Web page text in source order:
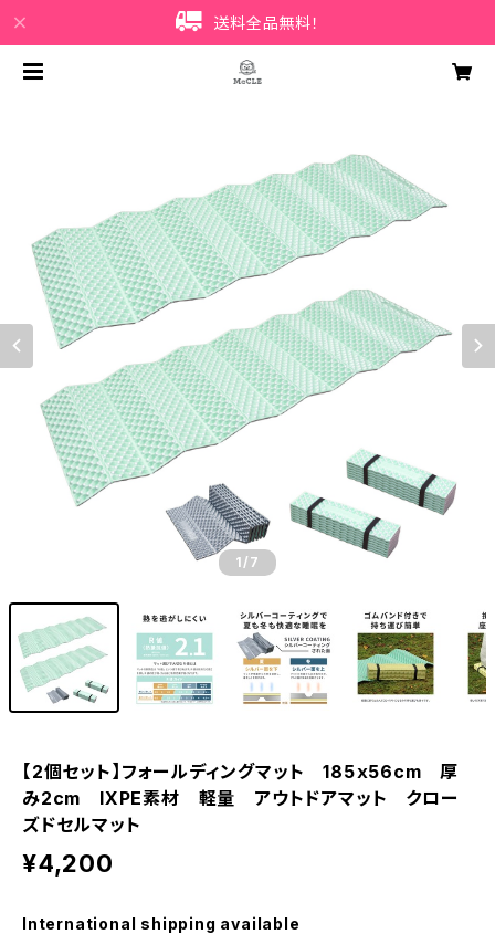
送料全品無料！
1 /7
【2個セット】フォールディングマット 185ｘ56cm 厚
み2cm IXPE素材 軽量 アウトドアマット クロー
ズドセルマット
¥4,200
International shipping available